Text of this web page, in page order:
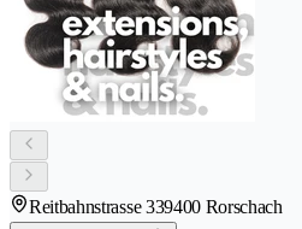
Reitbahnstrasse 339400 Rorschach